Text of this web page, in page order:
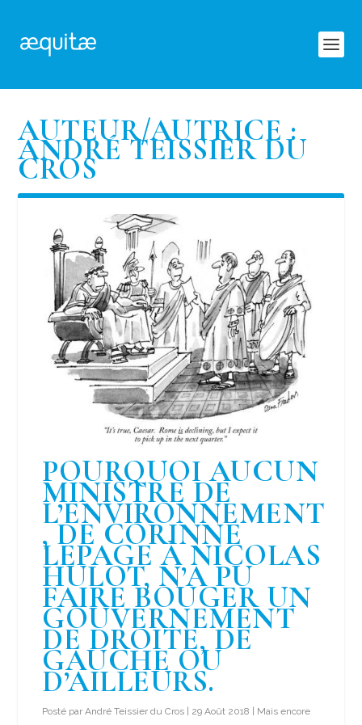
AUTEUR/AUTRICE :
ANDRÉ TEISSIER DU
CROS
POURQUOI AUCUN
MINISTRE DE
L’ENVIRONNEMENT
, DE CORINNE
LEPAGE À NICOLAS
HULOT, N’A PU
FAIRE BOUGER UN
GOUVERNEMENT
DE DROITE, DE
GAUCHE OU
D’AILLEURS.
Posté parAndré Teissier du Cros | 29 Août 2018 | Mais encore